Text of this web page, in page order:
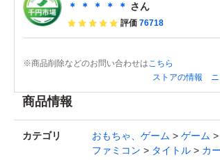
＊ ＊ ＊ ＊ ＊ さん
評価 76718
※商品削除などのお問い合わせはこちら
ストアの情報
商品情報
カテゴリ おもちゃ、ゲーム ゲーム
ファミコン
タイトル カ